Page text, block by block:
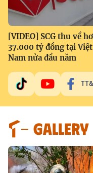
[VIDEO] SCG thu về
37.000 tỷ đồng tại Việt
Nam nửa đầu năm
GALLERY